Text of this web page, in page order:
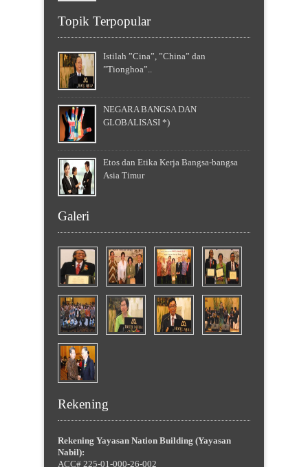
Topik Terpopular
Istilah ”Cina”, ”China” dan
”Tionghoa”..
NEGARA BANGSA DAN
GLOBALISASI *)
Etos dan Etika Kerja Bangsa-bangsa
Asia Timur
Galeri
Rekening
Rekening Yayasan Nation Building (Yayasan
Nabil):
ACC# 225-01-000-26-002